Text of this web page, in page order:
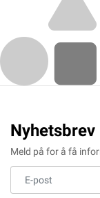
Nyhetsbrev
Meld på for å få